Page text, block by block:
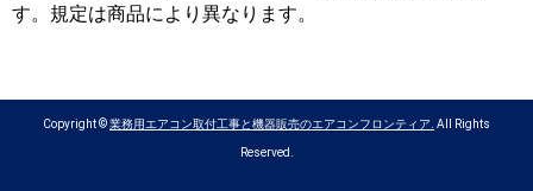
す。規定は商品により異なります。
Copyright ©業務用エアコン取付工事と機器販売のエアコンフロンティア. All Rights
Reserved.